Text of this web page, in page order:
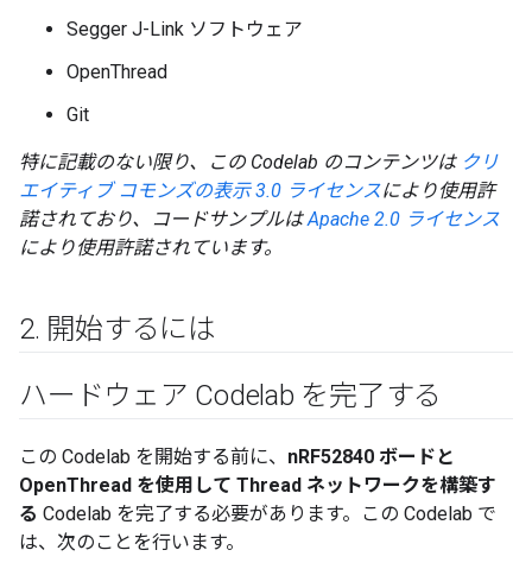
Segger J-Link ソフトウェア
OpenThread
Git
特に記載のない限り、この Codelab のコンテンツは クリ
エイティブ コモンズの表示 3.0 ライセンスにより使用許
諾されており、コードサンプルはApache 2.0 ライセンス
により使用許諾されています。
2. 開始するには
ハードウェア Codelab を完了する
この Codelab を開始する前に、 nRF52840 ボードと
OpenThread を使用して Thread ネットワークを構築す
る Codelab を完了する必要があります。この Codelab で
は、次のことを行います。